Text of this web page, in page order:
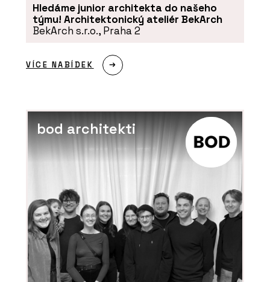
Hledáme junior architekta do našeho
týmu! Architektonický ateliér BekArch
BekArch s.r.o., Praha 2
VÍCE NABÍDEK
bod architekti